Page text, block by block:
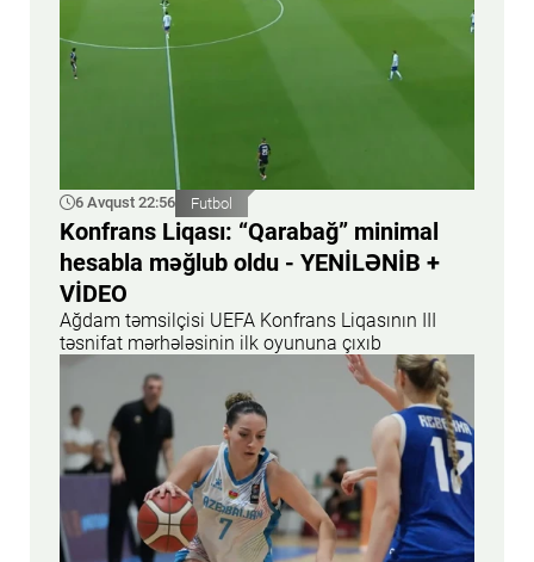
6 Avqust 22:56 Futbol
Konfrans Liqası: “Qarabağ” minimal
hesabla məğlub oldu - YENİLƏNİB +
VİDEO
Ağdam təmsilçisi UEFA Konfrans Liqasının III
təsnifat mərhələsinin ilk oyununa çıxıb